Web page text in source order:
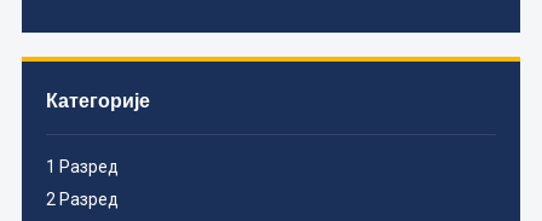
Категорије
1 Разред
2 Разред